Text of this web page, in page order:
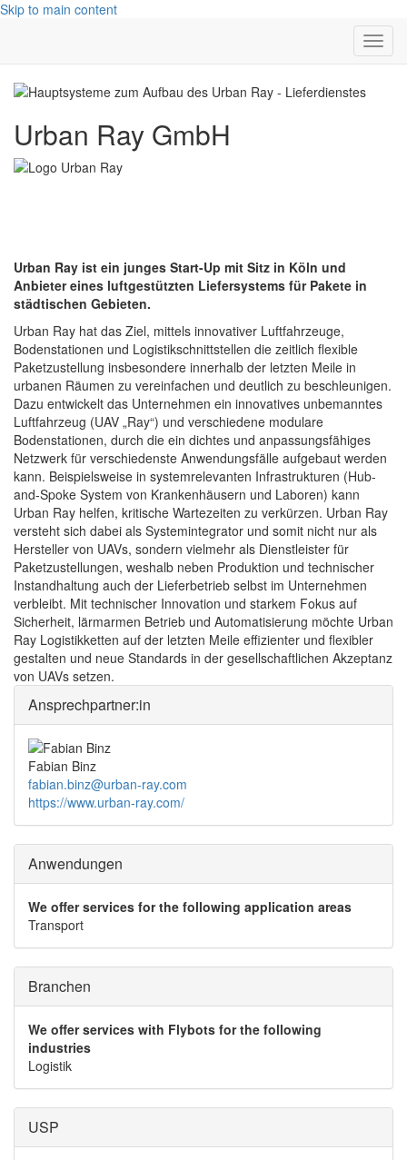
Skip to main content
Urban Ray GmbH
Urban Ray ist ein junges Start-Up mit Sitz in Köln und
Anbieter eines luftgestützten Liefersystems für Pakete in
städtischen Gebieten.
Urban Ray hat das Ziel, mittels innovativer Luftfahrzeuge,
Bodenstationen und Logistikschnittstellen die zeitlich flexible
Paketzustellung insbesondere innerhalb der letzten Meile in
urbanen Räumen zu vereinfachen und deutlich zu beschleunigen.
Dazu entwickelt das Unternehmen ein innovatives unbemanntes
Luftfahrzeug (UAV „Ray“) und verschiedene modulare
Bodenstationen, durch die ein dichtes und anpassungsfähiges
Netzwerk für verschiedenste Anwendungsfälle aufgebaut werden
kann. Beispielsweise in systemrelevanten Infrastrukturen (Hub-
and-Spoke System von Krankenhäusern und Laboren) kann
Urban Ray helfen, kritische Wartezeiten zu verkürzen. Urban Ray
versteht sich dabei als Systemintegrator und somit nicht nur als
Hersteller von UAVs, sondern vielmehr als Dienstleister für
Paketzustellungen, weshalb neben Produktion und technischer
Instandhaltung auch der Lieferbetrieb selbst im Unternehmen
verbleibt. Mit technischer Innovation und starkem Fokus auf
Sicherheit, lärmarmen Betrieb und Automatisierung möchte Urban
Ray Logistikketten auf der letzten Meile effizienter und flexibler
gestalten und neue Standards in der gesellschaftlichen Akzeptanz
von UAVs setzen.
Ansprechpartner:in
Fabian Binz
fabian.binz@urban-ray.com
https://www.urban-ray.com/
Anwendungen
We offer services for the following application areas
Transport
Branchen
We offer services with Flybots for the following
industries
Logistik
USP